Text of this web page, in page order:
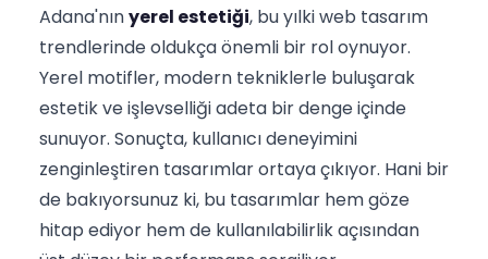
Adana'nınyerel estetiği, bu yılki web tasarım
trendlerinde oldukça önemli bir rol oynuyor.
Yerel motifler, modern tekniklerle buluşarak
estetik ve işlevselliği adeta bir denge içinde
sunuyor. Sonuçta, kullanıcı deneyimini
zenginleştiren tasarımlar ortaya çıkıyor. Hani bir
de bakıyorsunuz ki, bu tasarımlar hem göze
hitap ediyor hem de kullanılabilirlik açısından